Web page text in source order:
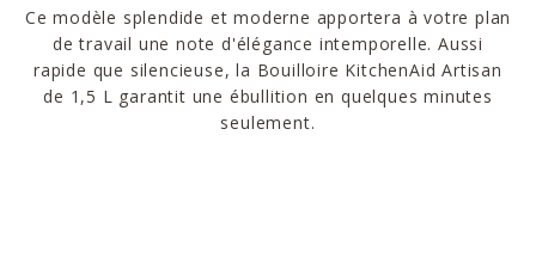
Ce modèle splendide et moderne apportera à votre plan
de travail une note d'élégance intemporelle. Aussi
rapide que silencieuse, la Bouilloire KitchenAid Artisan
de 1,5 L garantit une ébullition en quelques minutes
seulement.